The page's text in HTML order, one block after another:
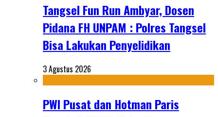
Tangsel Fun Run Ambyar, Dosen
Pidana FH UNPAM : Polres Tangsel
Bisa Lakukan Penyelidikan
3 Agustus 2026
PWI Pusat dan Hotman Paris